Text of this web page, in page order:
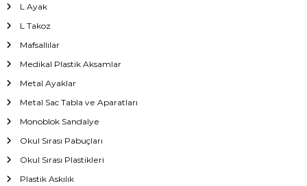
L Ayak
L Takoz
Mafsallılar
Medikal Plastik Aksamlar
Metal Ayaklar
Metal Sac Tabla ve Aparatları
Monoblok Sandalye
Okul Sırası Pabuçları
Okul Sırası Plastikleri
Plastik Askılık